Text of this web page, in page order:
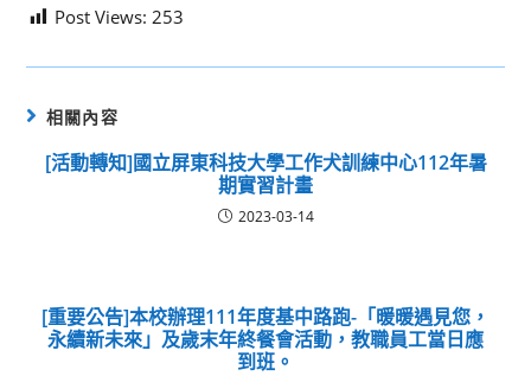
Post Views: 253
相關內容
[活動轉知]國立屏東科技大學工作犬訓練中心112年暑
期實習計畫
2023-03-14
[重要公告]本校辦理111年度基中路跑-「暖暖遇見您，
永續新未來」及歲末年終餐會活動，教職員工當日應
到班。